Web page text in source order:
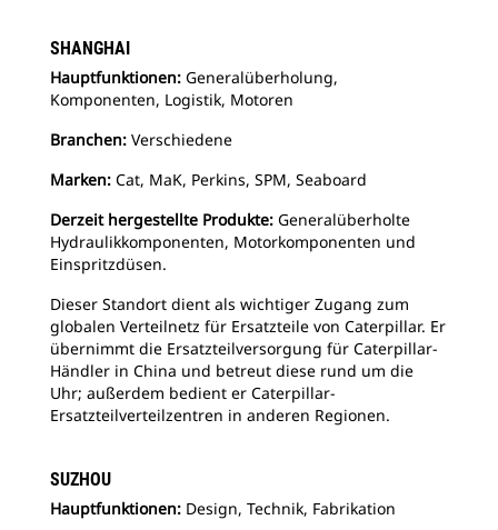
SHANGHAI
Hauptfunktionen: Generalüberholung,
Komponenten, Logistik, Motoren
Branchen: Verschiedene
Marken: Cat, MaK, Perkins, SPM, Seaboard
Derzeit hergestellte Produkte: Generalüberholte
Hydraulikkomponenten, Motorkomponenten und
Einspritzdüsen.
Dieser Standort dient als wichtiger Zugang zum
globalen Verteilnetz für Ersatzteile von Caterpillar. Er
übernimmt die Ersatzteilversorgung für Caterpillar-
Händler in China und betreut diese rund um die
Uhr; außerdem bedient er Caterpillar-
Ersatzteilverteilzentren in anderen Regionen.
SUZHOU
Hauptfunktionen: Design, Technik, Fabrikation